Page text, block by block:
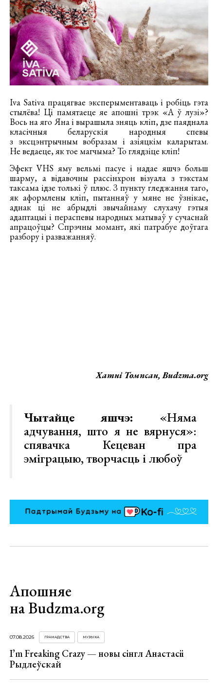
Iva Sativa працягвае эксперыментаваць і робіць гэта
стылёва! Ці памятаеце яе апошні трэк «А ў лузі»?
Вось на яго Яна і вырашыла зняць кліп, дзе паяднала
класічныя беларускія народныя спевы
з эксцэнтрычным вобразам і азіяцкім каларытам.
Не ведаеце, як тое магчыма? То глядзіце кліп!
Эфект VHS яму вельмі пасуе і надае яшчэ больш
шарму, а відавочны рассінхрон візуала з тэкстам
таксама ідзе толькі ў плюс. З пункту гледжання таго,
як аформлены кліп, пытанняў у мяне не ўзнікае,
аднак ці не абрыдлі звычайнаму слухачу гэтыя
адаптацыі і пераспевы народных матываў у сучаснай
апрацоўцы? Спрэчны момант, які патрабуе доўгага
разбору і разважанняў.
Хатні Томпсан, Budzma.org
Чытайце яшчэ: «Няма
адчування, што я не вярнуся»:
спявачка Кецеван пра
эміграцыю, творчасць і любоў
Апошняе
на Budzma.org
07.08.2026 ГРАМАДСТВА МУЗЫКА
I’m Freaking Crazy — новы сінгл Анастасіі
Рыдлеўскай